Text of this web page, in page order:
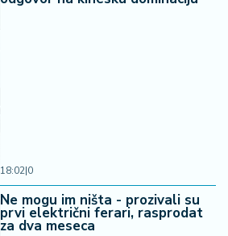
18:02|0
Ne mogu im ništa - prozivali su
prvi električni ferari, rasprodat
za dva meseca